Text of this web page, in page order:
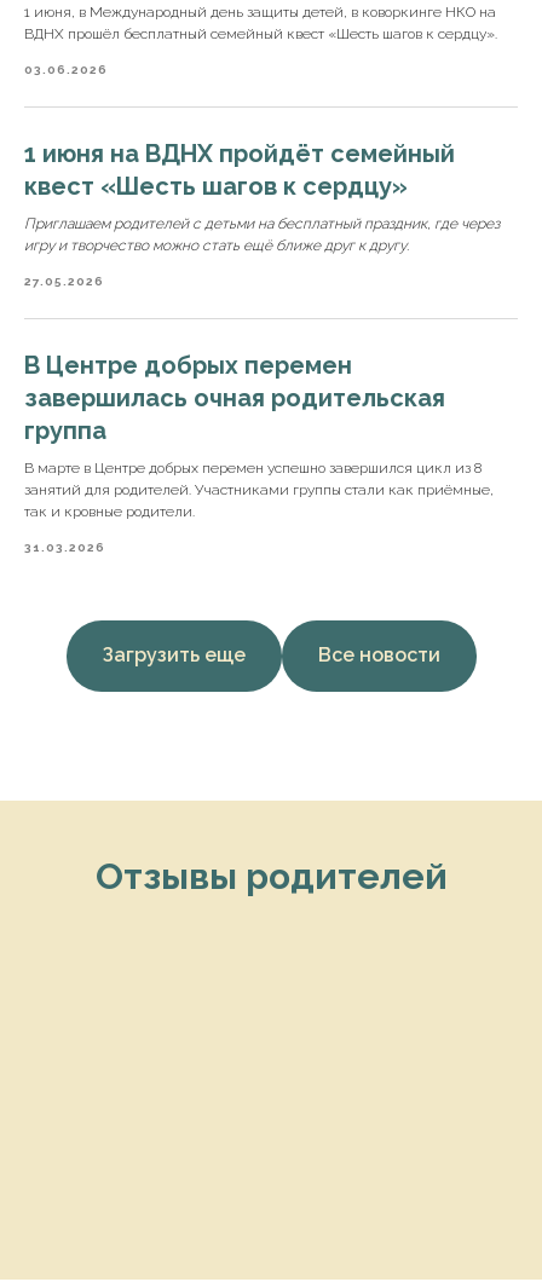
1 июня, в Международный день защиты детей, в коворкинге НКО на
ВДНХ прошёл бесплатный семейный квест «Шесть шагов к сердцу».
03.06.2026
1 июня на ВДНХ пройдёт семейный
квест «Шесть шагов к сердцу»
Приглашаем родителей с детьми на бесплатный праздник, где через
игру и творчество можно стать ещё ближе друг к другу.
27.05.2026
В Центре добрых перемен
завершилась очная родительская
группа
В марте в Центре добрых перемен успешно завершился цикл из 8
занятий для родителей. Участниками группы стали как приёмные,
так и кровные родители.
31.03.2026
Загрузить еще Все новости
Отзывы родителей